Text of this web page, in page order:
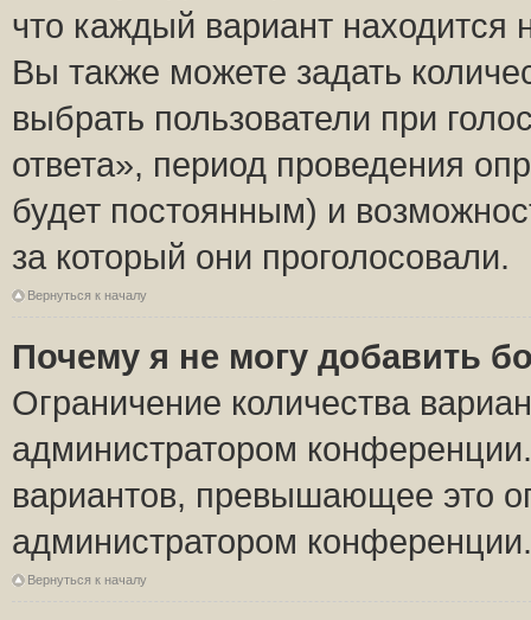
что каждый вариант находится
Вы также можете задать
выбрать пользователи при
ответа», период проведения
будет постоянным) и
за который они проголосовали.
Вернуться к началу
Почему я не могу добавить
Ограничение количества
администратором
вариантов, превышающее это
администратором конференции.
Вернуться к началу